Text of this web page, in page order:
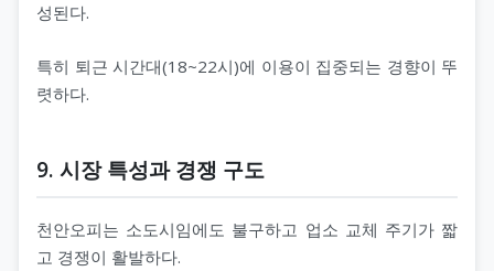
성된다.
특히 퇴근 시간대(18~22시)에 이용이 집중되는 경향이 뚜
렷하다.
9. 시장 특성과 경쟁 구도
천안오피는 소도시임에도 불구하고 업소 교체 주기가 짧
고 경쟁이 활발하다.